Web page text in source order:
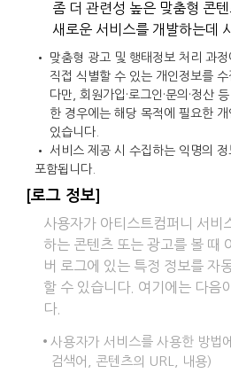
좀 더 관련성 높은 맞춤형 콘
새로운 서비스를 개발하는데
• 맞춤형 광고 및 행태정보 처리 과
직접 식별할 수 있는 개인정보를 수
다만, 회원가입·로그인·문의·정산
한 경우에는 해당 목적에 필요한 개
있습니다.
• 서비스 제공 시 수집하는 익명의 정
포함됩니다.
[로그 정보]
사용자가 아티스트컴퍼니 서비
하는 콘텐츠 또는 광고를 볼 때
버 로그에 있는 특정 정보를 자
할 수 있습니다. 여기에는 다음
다.
사용자가 서비스를 사용한 방법
검색어, 콘텐츠의 URL, 내용)